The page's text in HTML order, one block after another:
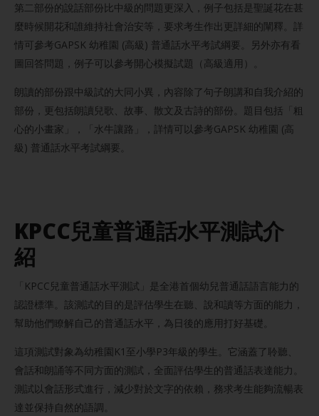
第二部份的說話部份比中級的問題更深入，例子包括是聖誕花在甚
麼時候開花和誰維持社會治安等，要求考生作出更詳細的闡釋。詳
情可參考GAPSK 幼稚園 (高級) 普通話水平考試綱要。另外亦有看
圖回答問題，例子可以參考開心模擬試題（高級適用）。
朗讀的部份跟中級試的大同小異，內容除了句子朗講和自我介紹的
部份，更包括朗讀兒歌、故事、散文及古詩的部份。題目包括「粗
心的小畫家」，「水牛讓路」，詳情可以參考GAPSK 幼稚園 (高
級) 普通話水平考試綱要。
KPCC兒童普通話水平測試介
紹
「KPCC兒童普通話水平測試」是全港首個幼兒普通話語言能力的
認證標準。該測試的目的是評估學生在聽、說和讀等方面的能力，
幫助他們瞭解自己的普通話水平，為日後的應用打好基礎。
這項測試對象為幼稚園K1至小學P3年級的學生。它涵蓋了聆聽、
會話和朗誦等不同方面的測試，全面評估學生的普通話表達能力。
測試以會話形式進行，減少對於文字的依賴，務求考生能夠流暢表
達並保持自然的語調。